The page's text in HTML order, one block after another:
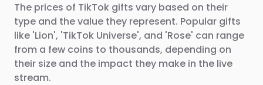
The prices of TikTok gifts vary based on their
type and the value they represent. Popular gifts
like 'Lion', 'TikTok Universe', and 'Rose' can range
from a few coins to thousands, depending on
their size and the impact they make in the live
stream.